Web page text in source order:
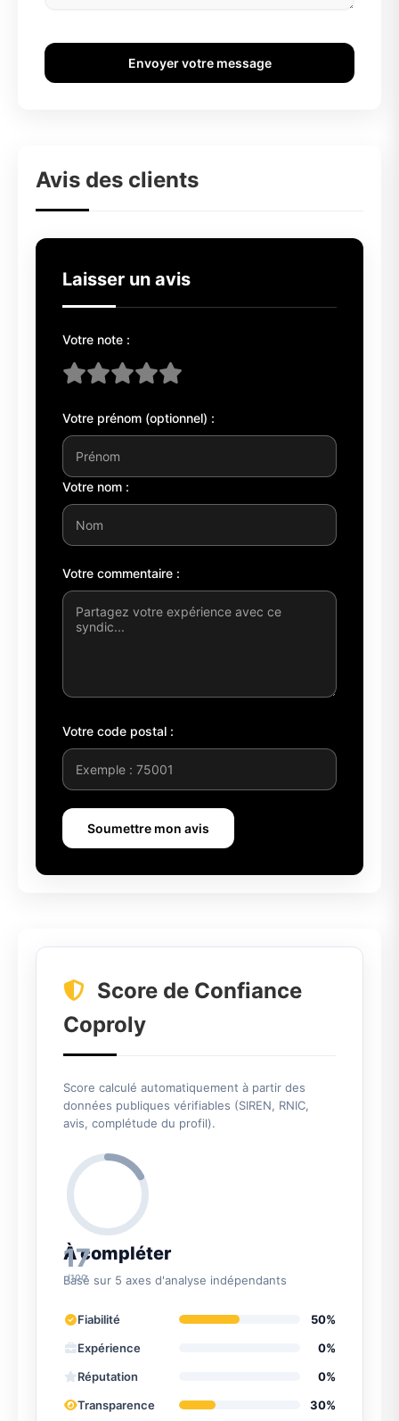
Envoyer votre message
Avis des clients
Laisser un avis
Votre note :
Votre prénom (optionnel) :
Votre nom :
Votre commentaire :
Votre code postal :
Soumettre mon avis
Score de Confiance
Coproly
Score calculé automatiquement à partir des
données publiques vérifiables (SIREN, RNIC,
avis, complétude du profil).
17
/100
À compléter
Basé sur 5 axes d'analyse indépendants
Fiabilité
50%
Expérience
0%
Réputation
0%
Transparence
30%